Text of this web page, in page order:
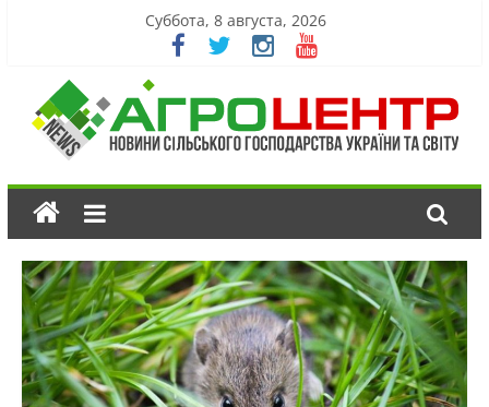
Суббота, 8 августа, 2026